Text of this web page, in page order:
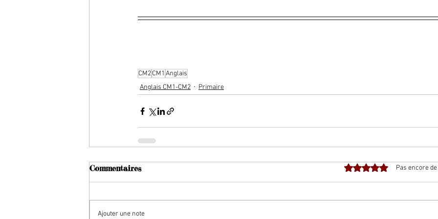
CM2CM1 Anglais
Anglais CM1-CM2
Primaire
Commentaires Noté 0 étoile sur 5.
Pas encore
Ajouter une note